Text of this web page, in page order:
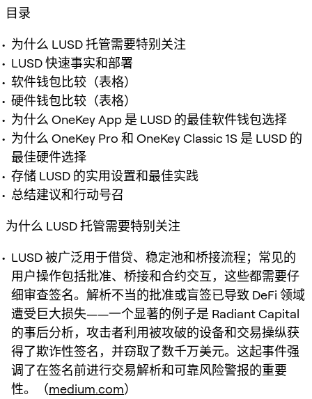
目录
为什么 LUSD 托管需要特别关注
LUSD 快速事实和部署
软件钱包比较（表格）
硬件钱包比较（表格）
为什么 OneKey App 是 LUSD 的最佳软件钱包选择
为什么 OneKey Pro 和 OneKey Classic 1S 是 LUSD 的
最佳硬件选择
存储 LUSD 的实用设置和最佳实践
总结建议和行动号召
为什么 LUSD 托管需要特别关注
LUSD 被广泛用于借贷、稳定池和桥接流程；常见的
用户操作包括批准、桥接和合约交互，这些都需要仔
细审查签名。解析不当的批准或盲签已导致 DeFi 领域
遭受巨大损失——一个显著的例子是 Radiant Capital
的事后分析，攻击者利用被攻破的设备和交易操纵获
得了欺诈性签名，并窃取了数千万美元。这起事件强
调了在签名前进行交易解析和可靠风险警报的重要
性。（medium.com）